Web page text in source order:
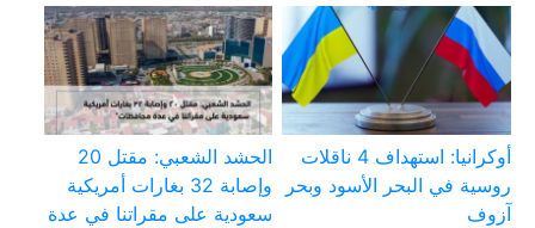
أوكرانيا: استهداف 4 ناقلات
روسية في البحر الأسود وبحر
آزوف
الحشد الشعبي: مقتل 20
وإصابة 32 بغارات أمريكية
سعودية على مقراتنا في عدة